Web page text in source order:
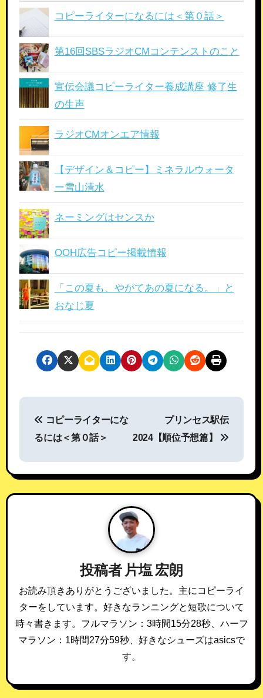
コピーライターになるには＜第０話＞
第16回SBSラジオCMコンテンストのこと
宣伝会議コピーライター養成講座 修了生
の生声
ラジオCMオンエア情報
【デザイン＆コピー】ミネラルウォータ
ー雪山清水
ネーミングはセンスか
OOH広告コピー掲載情報
「この夏も、やがてあの夏になる。」と
おなじ夏
投
稿
ナ
ビ
ン
コピーライターにな
るには＜第０話＞
プリンセス駅伝
2024【順位予想篇】
投稿者 片塩 宏朗
お読み頂きありがとうございました。主にコピーライ
ターをしています。好きなランニングと短歌について
時々書きます。フルマラソン：3時間15分28秒、ハーフ
マラソン：1時間27分59秒、好きなシューズはasicsで
す。